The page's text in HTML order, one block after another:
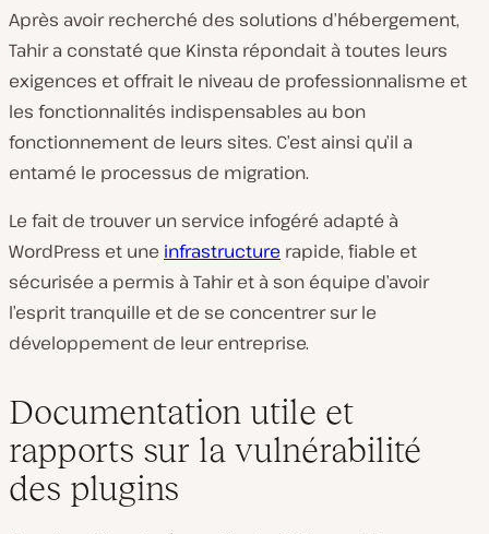
Après avoir recherché des solutions d’hébergement,
Tahir a constaté que Kinsta répondait à toutes leurs
exigences et offrait le niveau de professionnalisme et
les fonctionnalités indispensables au bon
fonctionnement de leurs sites. C’est ainsi qu’il a
entamé le processus de migration.
Le fait de trouver un service infogéré adapté à
WordPress et une infrastructure rapide, fiable et
sécurisée a permis à Tahir et à son équipe d’avoir
l’esprit tranquille et de se concentrer sur le
développement de leur entreprise.
Documentation utile et
rapports sur la vulnérabilité
des plugins